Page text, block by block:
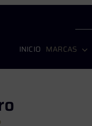
INICIO MARCAS